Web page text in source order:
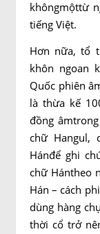
khôngmộttừ
tiếng Việt.
Hơn nữa, tổ
khôn ngoan
Quốc phiên
là thừa kế
đồng
chữ Hangul,
Hánđể ghi
chữ Hántheo
Hán – cách
dùng hàng
thời cổ trở